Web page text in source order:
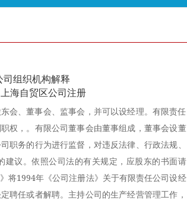
组织机构解释
海自贸区公司注册
会、董事会、监事会，并可以设经理。有限责任
权，。有限公司董事会由董事组成，董事会设董
职务的行为进行监督，对违反法律、行政法规、
议。依照公司法的有关规定，应股东的书面请
将1994年《公司注册法》关于有限责任公司设经
聘任或者解聘。主持公司的生产经营管理工作，